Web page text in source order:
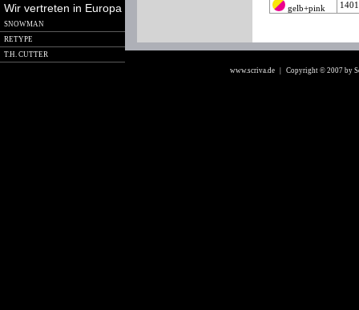
Wir vertreten in Europa
SNOWMAN
RETYPE
T.H. CUTTER
gelb+pink
www.scriva.de | Copyright © 2007 by